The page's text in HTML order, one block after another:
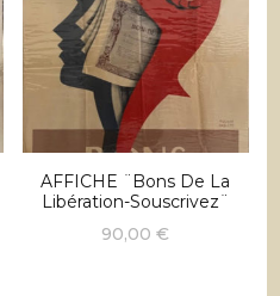
AFFICHE ¨Bons De La
Libération-Souscrivez¨
90,00€